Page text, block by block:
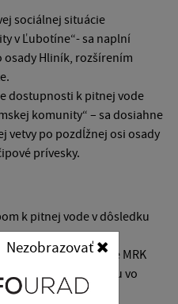
Nezobrazovať
sociálnej situácie
v Ľubotíne“- sa naplní
osady Hliník, rozšírením
dostupnosti k pitnej vode
komunity“ – sa dosiahne
vetvy po pozdĺžnej osi osady
prívesky.
k pitnej vode v dôsledku
miest cielene pre MRK
sociálneho aspektu vo
1